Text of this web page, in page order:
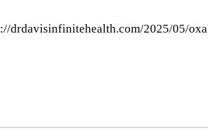
drdavisinfinitehealth.com/2025/05/